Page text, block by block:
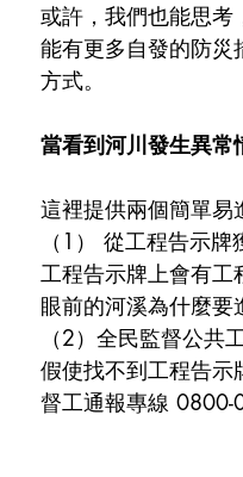
或許，我們也能思
能有更多自發的防
方式。
當看到河川發生異常
這裡提供兩個簡單易
（1） 從工程告示牌
工程告示牌上會有工
眼前的河溪為什麼要
（2）全民監督公共
假使找不到工程告示
督工通報專線 0800-